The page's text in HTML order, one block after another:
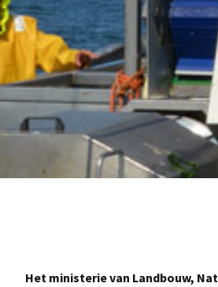
Het ministerie van Landbouw,